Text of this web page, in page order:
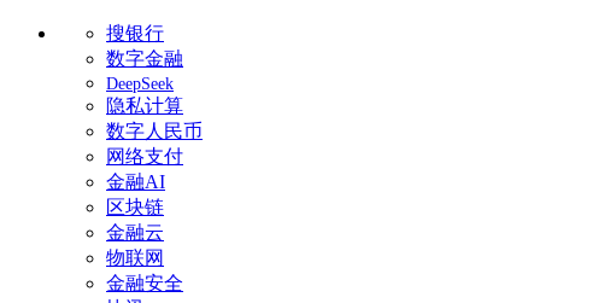
搜银行
数字金融
DeepSeek
隐私计算
数字人民币
网络支付
金融AI
区块链
金融云
物联网
金融安全